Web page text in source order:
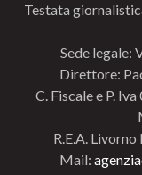
Testata
Sede legale:
Direttore:
C. Fiscale e P.
R.E.A.
Mail: